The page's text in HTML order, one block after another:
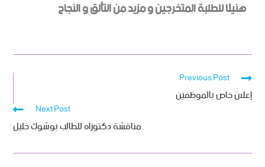
هنيئا للطلبة المتخرجين و مزيد من التألق و النجاح
Previous Post
إعلان خاص بالموظفين
Next Post
مناقشة دكتوراه للطالب بوشوك خليل